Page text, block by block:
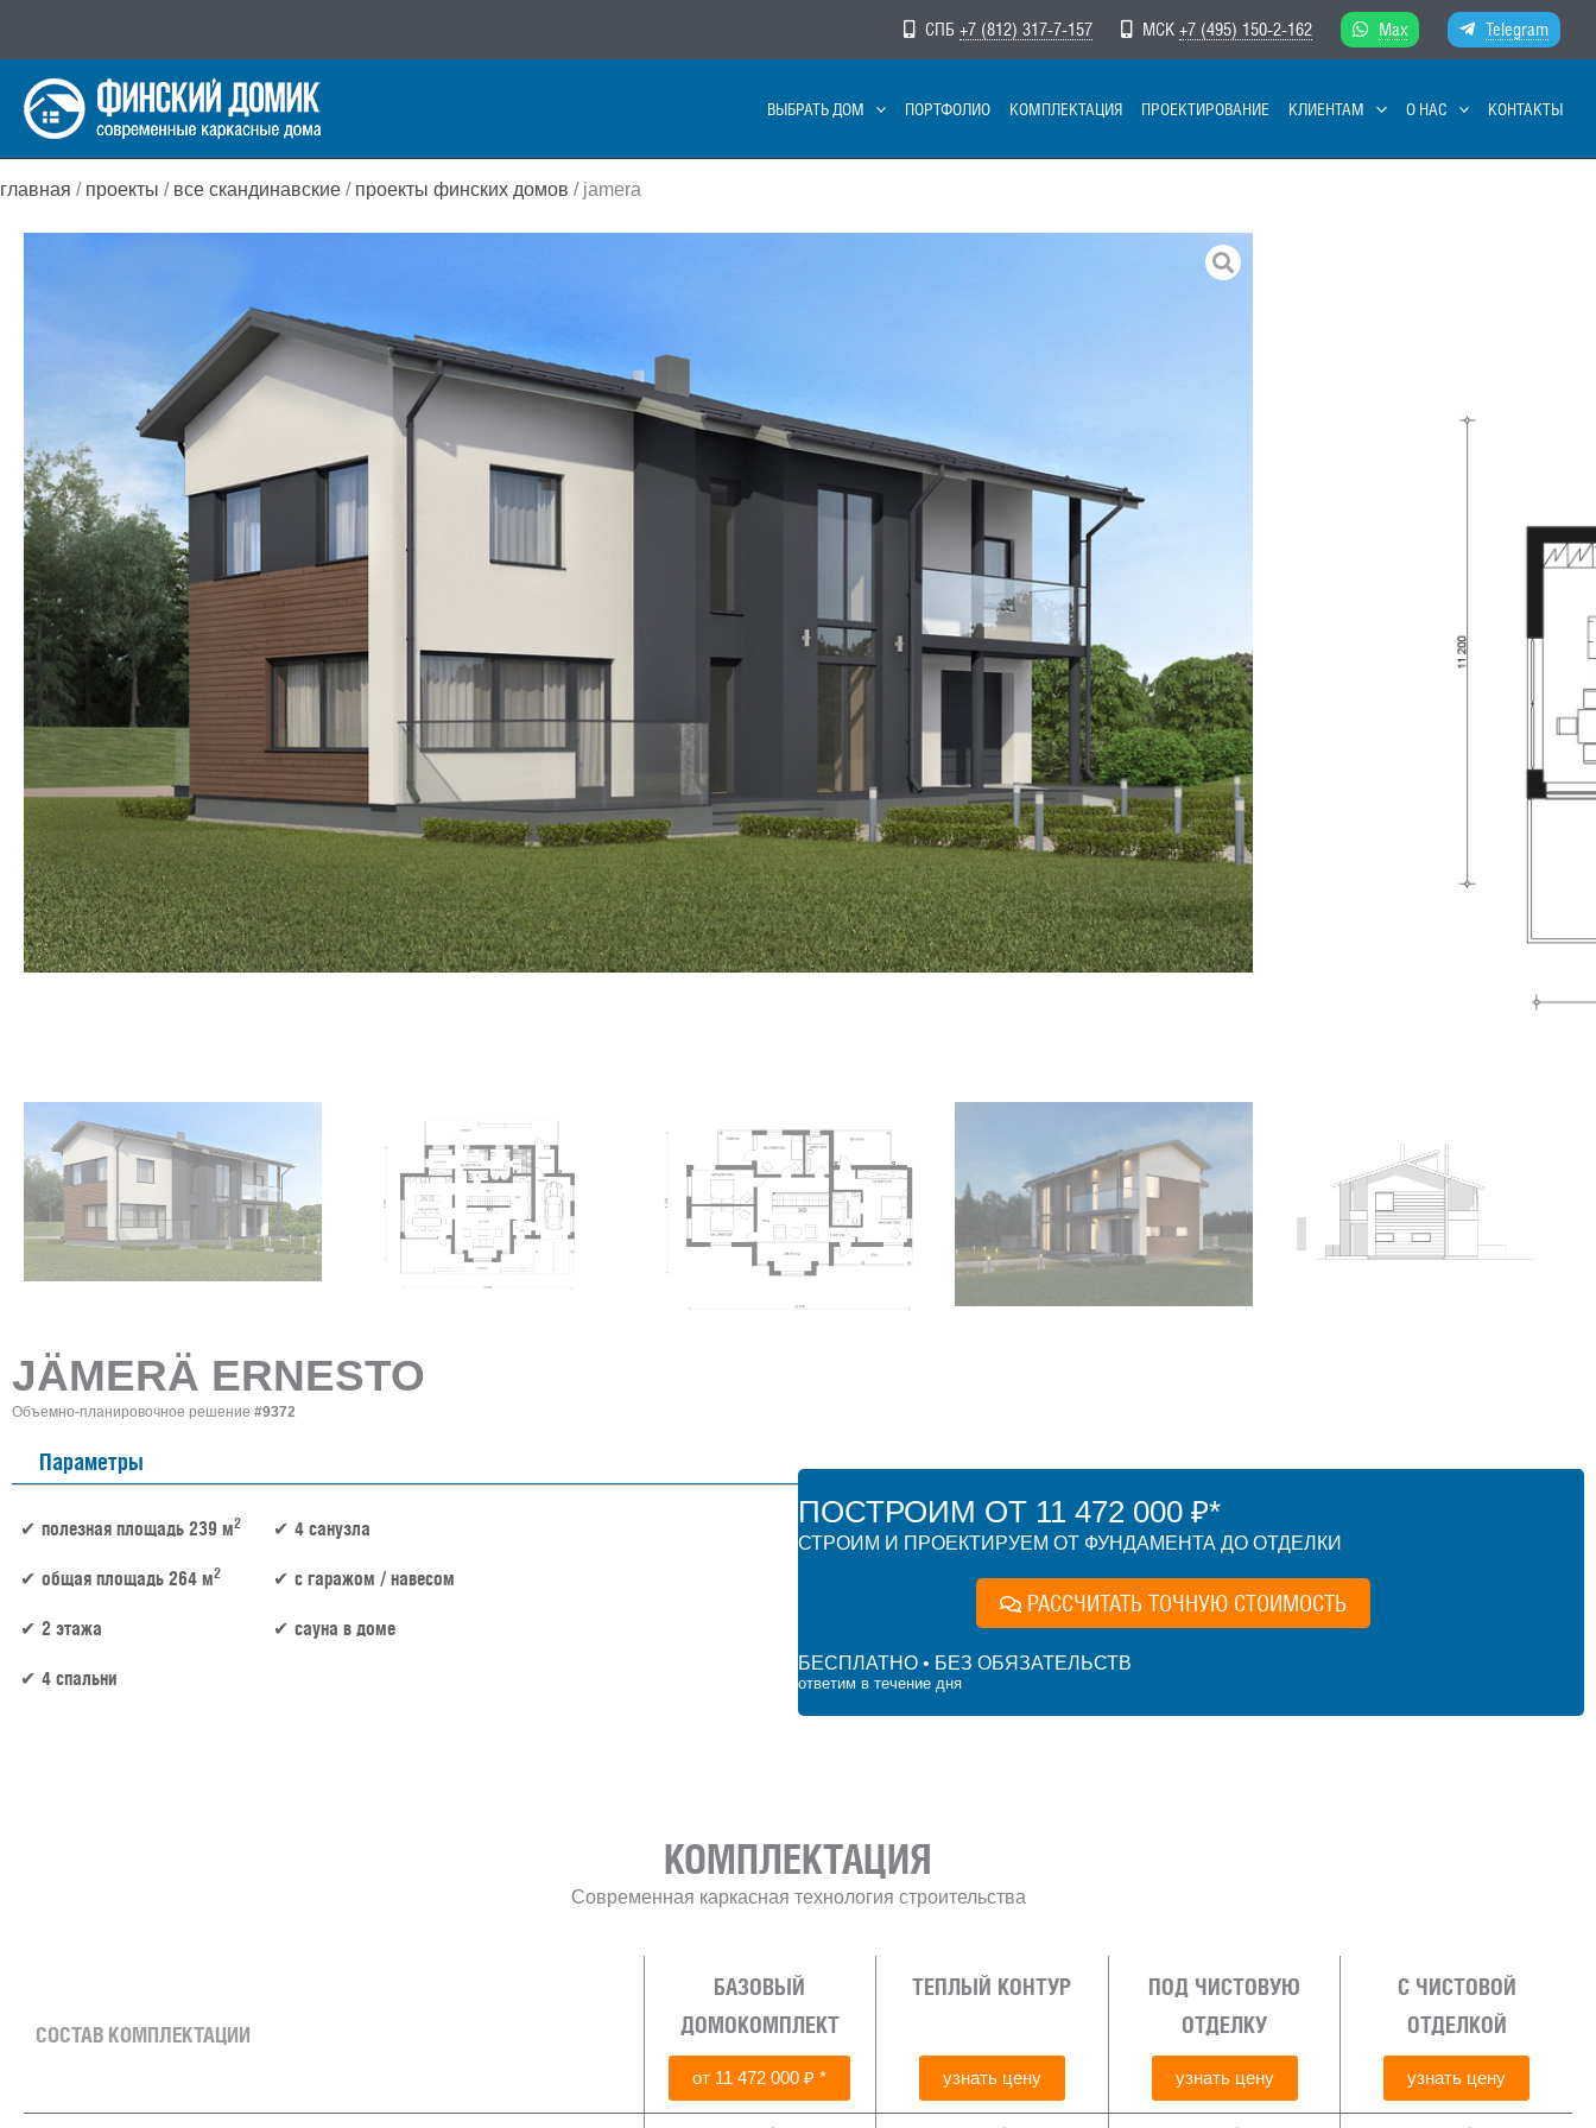
к
содержимому
СПБ +7 (812) 317-7-157 МСК +7 (495) 150-2-162 Max Telegram
ВЫБРАТЬ ДОМ ПОРТФОЛИО КОМПЛЕКТАЦИЯ ПРОЕКТИРОВАНИЕ КЛИЕНТАМ О НАС КОНТАКТЫ
главная / проекты / все скандинавские / проекты финских домов / jamera
JÄMERÄ ERNESTO
Объемно-планировочное решение #9372
Параметры
полезная площадь 239 м2
общая площадь 264 м2
2 этажа
4 спальни
4 санузла
c гаражом / навесом
сауна в доме
ПОСТРОИМ ОТ 11 472 000 ₽*
СТРОИМ И ПРОЕКТИРУЕМ ОТ ФУНДАМЕНТА ДО ОТДЕЛКИ
РАССЧИТАТЬ ТОЧНУЮ СТОИМОСТЬ
БЕСПЛАТНО • БЕЗ ОБЯЗАТЕЛЬСТВ
ответим в течение дня
КОМПЛЕКТАЦИЯ
Современная каркасная технология строительства
СОСТАВ КОМПЛЕКТАЦИИ
БАЗОВЫЙ
ДОМОКОМПЛЕКТ
от 11 472 000 ₽ *
ТЕПЛЫЙ КОНТУР
узнать цену
ПОД ЧИСТОВУЮ
ОТДЕЛКУ
узнать цену
С ЧИСТОВОЙ
ОТДЕЛКОЙ
узнать цену